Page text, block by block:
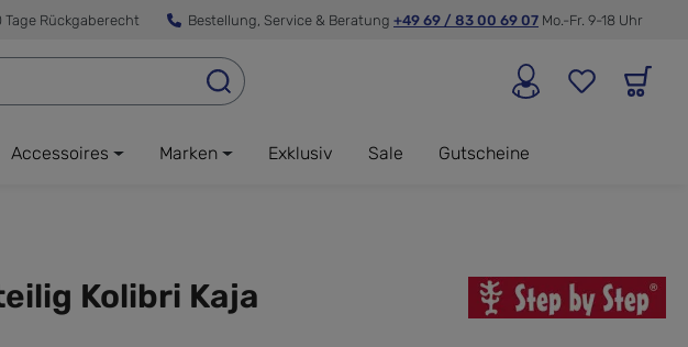
Tage Rückgaberecht Bestellung, Service & Beratung +49 69 / 83 00 69 07 Mo.-Fr. 9-18 Uhr
Accessoires Marken Exklusiv Sale Gutscheine
Kolibri Kaja